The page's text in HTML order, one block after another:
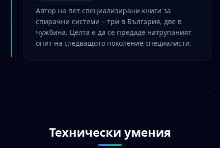
Автор на пет специализирани книги за
спирачни системи – три в България, две в
чужбина. Целта е да се предаде натрупаният
опит на следващото поколение специалисти.
Технически умения